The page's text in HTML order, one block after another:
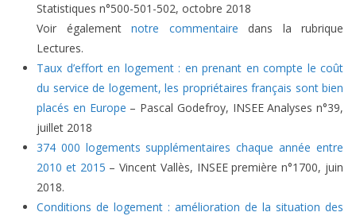
Statistiques n°500-501-502, octobre 2018
Voir également notre commentaire dans la rubrique
Lectures.
Taux d’effort en logement : en prenant en compte le coût
du service de logement, les propriétaires français sont bien
placés en Europe – Pascal Godefroy, INSEE Analyses n°39,
juillet 2018
374 000 logements supplémentaires chaque année entre
2010 et 2015 – Vincent Vallès, INSEE première n°1700, juin
2018.
Conditions de logement : amélioration de la situation des